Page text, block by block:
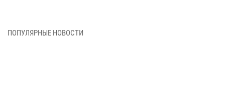
Военнослужащие по призыву из Архангельской области приняли
ПОПУЛЯРНЫЕ НОВОСТИ